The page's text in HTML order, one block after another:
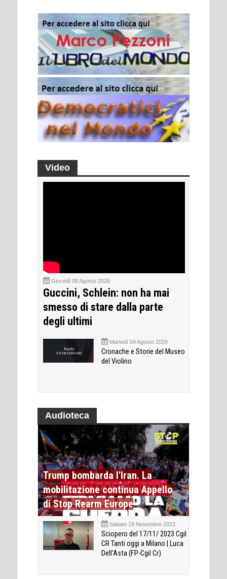
Video
Giovedì 06 Agosto 2026
Guccini, Schlein: non ha mai
smesso di stare dalla parte
degli ultimi
Martedì 04 Agosto 2026
Cronache e Storie del Museo
del Violino
Audioteca
Trump bombarda l'Iran. La
mobilitazione continua Appello
di Stop Rearm Europe
Sabato 18 Novembre 2023
Sciopero del 17/11/ 2023 Cgil
CR Tanti oggi a Milano | Luca
Dell’Asta (FP-Cgil Cr)